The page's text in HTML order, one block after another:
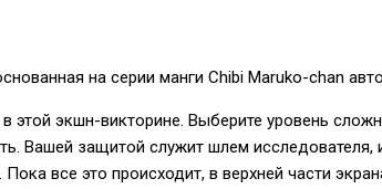
на серии манги Chibi Maruko-chan
экшн-викторине. Выберите уровень
защитой служит шлем
все это происходит, в верхней части